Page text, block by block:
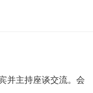
并主持座谈交流。 会